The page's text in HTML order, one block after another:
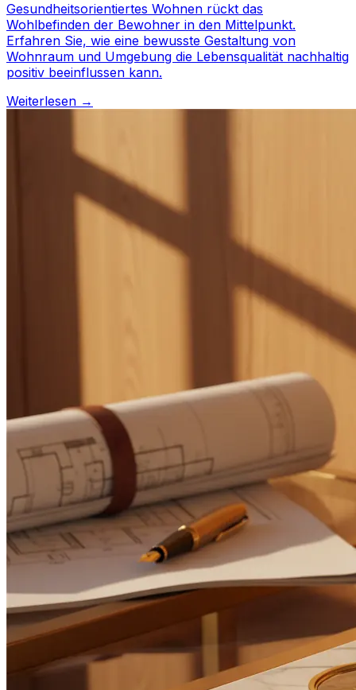
Gesundheitsorientiertes Wohnen rückt das
Wohlbefinden der Bewohner in den Mittelpunkt.
Erfahren Sie, wie eine bewusste Gestaltung von
Wohnraum und Umgebung die Lebensqualität nachhaltig
positiv beeinflussen kann.
Weiterlesen →